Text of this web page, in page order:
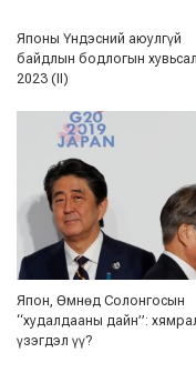
Японы Үндэсний аюулгүй
байдлын бодлогын
2023 (II)
Япон, Өмнөд Солонгосын
“худалдааны дайн”:
үзэгдэл үү?